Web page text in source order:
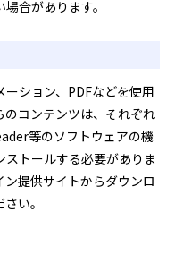
合があります。
ション、PDFなどを使用
のコンテンツは、それぞれ
等のソフトウェアの機
トールする必要がありま
提供サイトからダウンロ
い。